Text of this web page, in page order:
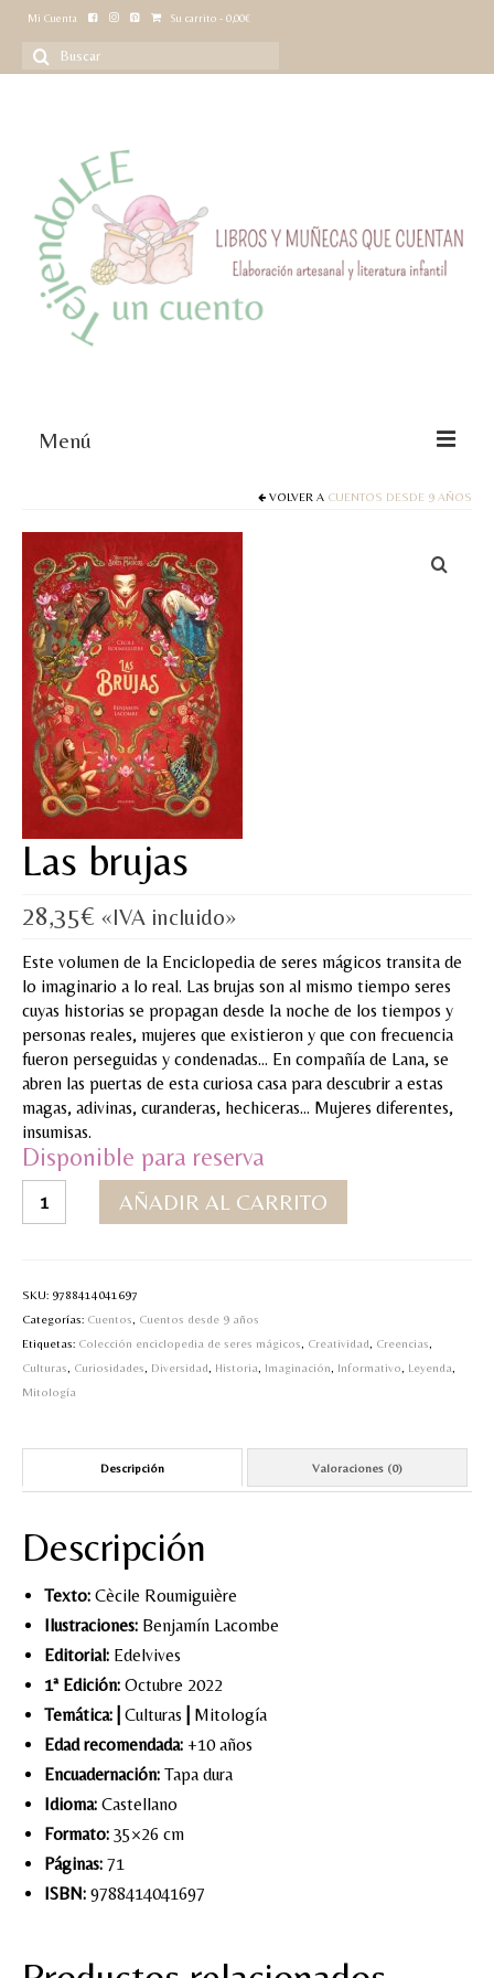
Mi Cuenta Su carrito - 0,00€
Buscar
por:
Menú
Juegos y puzles
Materiales de juego
Artesanía Waldorf
Hecho a mano
Tote bag
Papelería
TIENDA
¿QUIÉN SOY?
CREACIONES
BLOG
MI CUENTA
Valoraciones y opiniones de TejiendoLEE un
cuento
VOLVER A CUENTOS DESDE 9 AÑOS
Las brujas
28,35€ «IVA incluido»
Este volumen de la Enciclopedia de seres mágicos transita de
lo imaginario a lo real. Las brujas son al mismo tiempo seres
cuyas historias se propagan desde la noche de los tiempos y
personas reales, mujeres que existieron y que con frecuencia
fueron perseguidas y condenadas… En compañía de Lana, se
abren las puertas de esta curiosa casa para descubrir a estas
magas, adivinas, curanderas, hechiceras… Mujeres diferentes,
insumisas.
Disponible para reserva
brujas
AÑADIR AL CARRITO
SKU: 9788414041697
Categorías: Cuentos
Cuentos desde 9 años
Etiquetas: Colección enciclopedia de seres mágicos Creatividad Creencias
Culturas
Curiosidades Diversidad Historia Imaginación Informativo Leyenda
Mitología
Descripción Valoraciones (0)
Descripción
Texto: Cècile Roumiguière
Ilustraciones: Benjamín Lacombe
Editorial: Edelvives
1ª Edición: Octubre 2022
Temática: Culturas
Mitología
Edad recomendada: +10 años
Encuadernación: Tapa dura
Idioma: Castellano
Formato: 35×26 cm
Páginas: 71
ISBN: 9788414041697